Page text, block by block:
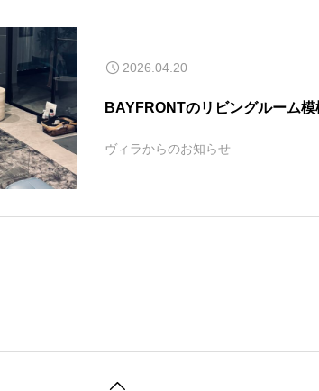
2026.04.20
BAYFRONTのリビングルーム模
ヴィラからのお知らせ